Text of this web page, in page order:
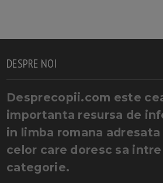
DESPRE NOI
Desprecopii.com este
importanta resursa de
in limba romana
celor care doresc sa
categorie.